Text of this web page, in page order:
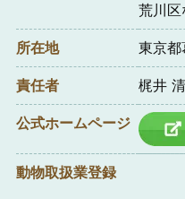
荒川区
所在地 東京
責任者 梶井
公式ホームページ
動物取扱業登録